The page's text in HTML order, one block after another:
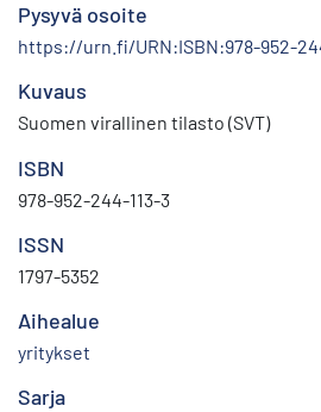
Pysyvä osoite
https://urn.fi/URN:ISBN:978-952-
Kuvaus
Suomen virallinen tilasto (SVT)
ISBN
978-952-244-113-3
ISSN
1797-5352
Aihealue
yritykset
Sarja